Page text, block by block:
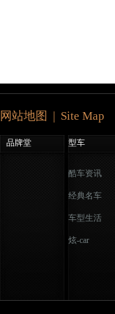
网站地图 | Site Map
品牌堂 型车
酷车资讯
经典名车
车型生活
炫-car